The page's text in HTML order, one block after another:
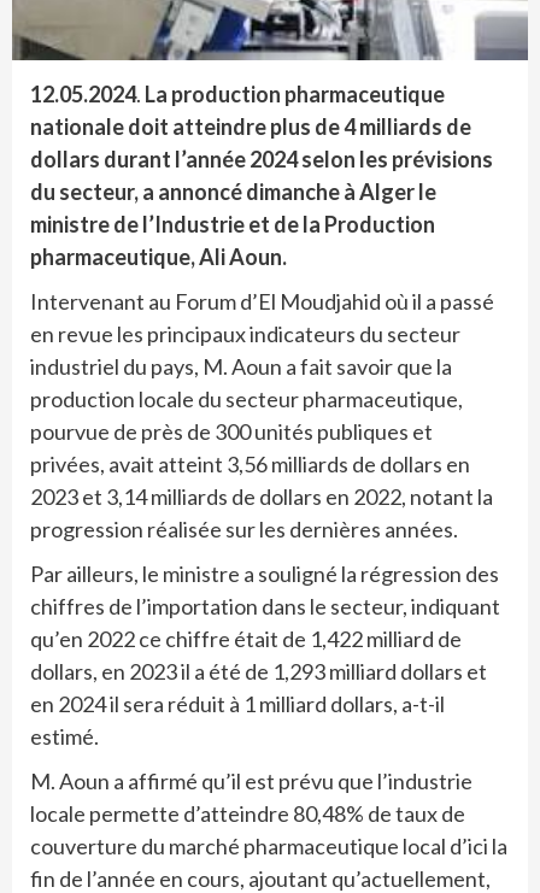
12.05.2024. La production pharmaceutique
nationale doit atteindre plus de 4 milliards de
dollars durant l’année 2024 selon les prévisions
du secteur, a annoncé dimanche à Alger le
ministre de l’Industrie et de la Production
pharmaceutique, Ali Aoun.
Intervenant au Forum d’El Moudjahid où il a passé
en revue les principaux indicateurs du secteur
industriel du pays, M. Aoun a fait savoir que la
production locale du secteur pharmaceutique,
pourvue de près de 300 unités publiques et
privées, avait atteint 3,56 milliards de dollars en
2023 et 3,14 milliards de dollars en 2022, notant la
progression réalisée sur les dernières années.
Par ailleurs, le ministre a souligné la régression des
chiffres de l’importation dans le secteur, indiquant
qu’en 2022 ce chiffre était de 1,422 milliard de
dollars, en 2023 il a été de 1,293 milliard dollars et
en 2024 il sera réduit à 1 milliard dollars, a-t-il
estimé.
M. Aoun a affirmé qu’il est prévu que l’industrie
locale permette d’atteindre 80,48% de taux de
couverture du marché pharmaceutique local d’ici la
fin de l’année en cours, ajoutant qu’actuellement,